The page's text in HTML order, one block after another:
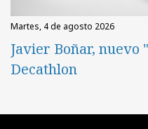
martes, 4 de agosto 2026
Javier Boñar, nuevo
Decathlon